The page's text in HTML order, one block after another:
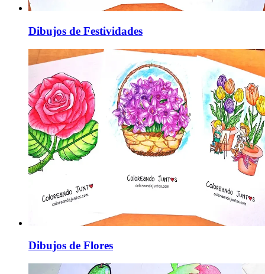
Dibujos de Festividades
Dibujos de Flores